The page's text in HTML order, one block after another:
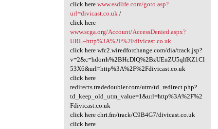
click here www.esdlife.com/goto.asp?
url=divicast.co.uk/
click here
www.scga.org/Account/AccessDenied.aspx?
URL=http%3A%2F%2Fdivicast.co.uk
click here wfc2.wiredforchange.com/dia/track.jsp?
v=2&c=hdorrh%2BHcDlQ%2BzUEnZU5qlfKZ1Cl
53X6&url=http%3A%2F%2Fdivicast.co.uk
click here
redirects.tradedoubler.com/utm/td_redirect.php?
td_keep_old_utm_value=1&url=http%3A%2F%2
Fdivicast.co.uk
click here chrt.fm/track/C9B4G7/divicast.co.uk
click here